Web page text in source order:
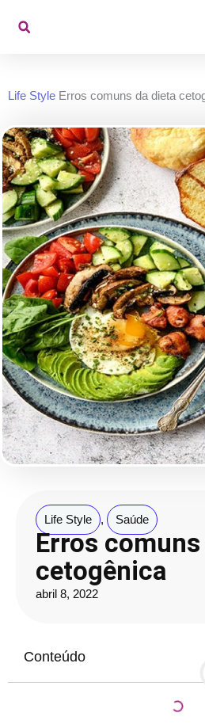
para
Life Style Erros comuns da dieta
Life Style , Saúde
Erros
cetogênica
abril 8, 2022
Conteúdo